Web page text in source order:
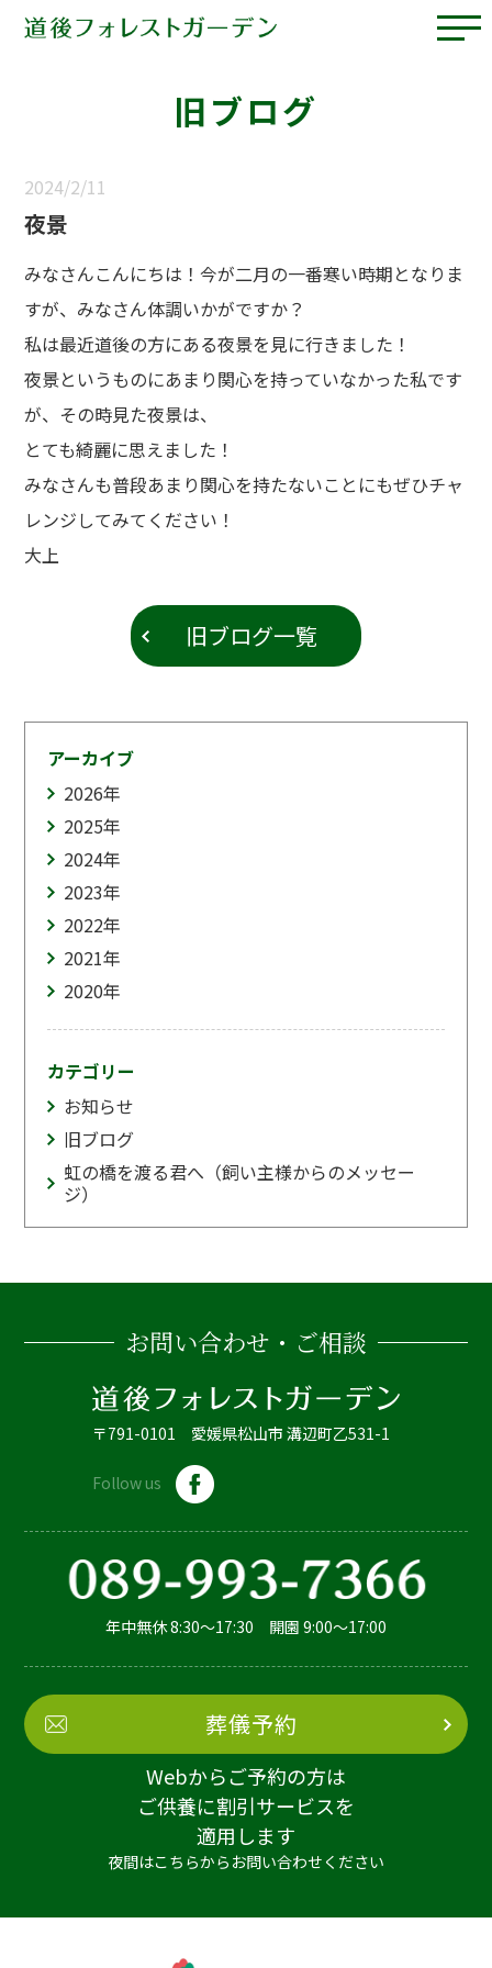
旧ブログ
2024/2/11
夜景
みなさんこんにちは！今が二月の一番寒い時期となりま
すが、みなさん体調いかがですか？
私は最近道後の方にある夜景を見に行きました！
夜景というものにあまり関心を持っていなかった私です
が、その時見た夜景は、
とても綺麗に思えました！
みなさんも普段あまり関心を持たないことにもぜひチャ
レンジしてみてください！
大上
旧ブログ一覧
アーカイブ
2026年
2025年
2024年
2023年
2022年
2021年
2020年
カテゴリー
お知らせ
旧ブログ
虹の橋を渡る君へ（飼い主様からのメッセー
ジ）
お問い合わせ・ご相談
〒791-0101 愛媛県松山市 溝辺町乙531-1
Follow us
年中無休 8:30～17:30 開園 9:00～17:00
葬儀予約
Webからご予約の方は
ご供養に割引サービスを
適用します
夜間はこちらからお問い合わせください